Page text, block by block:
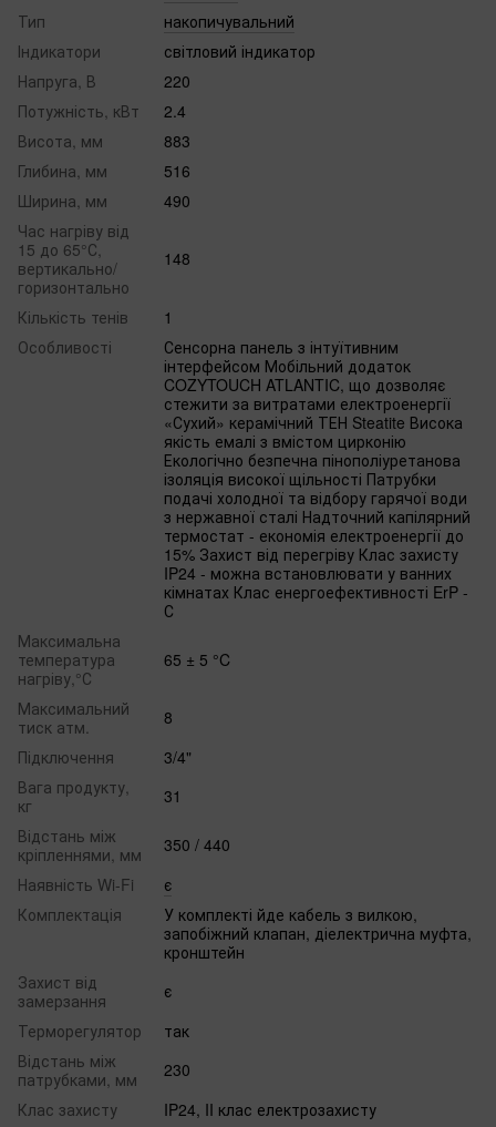
Тип
накопичувальний
Індикатори
світловий індикатор
Напруга, В
220
Потужність, кВт
2.4
Висота, мм
883
Глибина, мм
516
Ширина, мм
490
Час нагріву від
15 до 65°С,
вертикально/
горизонтально
148
Кількість тенів
1
Особливості
Сенсорна панель з інтуїтивним
інтерфейсом Мобільний додаток
COZYTOUCH ATLANTIC, що дозволяє
стежити за витратами електроенергії
«Сухий» керамічний ТЕН Steatite Висока
якість емалі з вмістом цирконію
Екологічно безпечна пінополіуретанова
ізоляція високої щільності Патрубки
подачі холодної та відбору гарячої води
з нержавної сталі Надточний капілярний
термостат - економія електроенергії до
15% Захист від перегріву Клас захисту
IP24 - можна встановлювати у ванних
кімнатах Клас енергоефективності ErP -
С
Максимальна
температура
нагріву,°С
65 ± 5 °C
Максимальний
тиск атм.
8
Підключення
3/4"
Вага продукту,
кг
31
Відстань між
кріпленнями, мм
350 / 440
Наявність Wi-Fi
є
Комплектація
У комплекті йде кабель з вилкою,
запобіжний клапан, діелектрична муфта,
кронштейн
Захист від
замерзання
є
Терморегулятор
так
Відстань між
патрубками, мм
230
Клас захисту
IP24, II клас електрозахисту